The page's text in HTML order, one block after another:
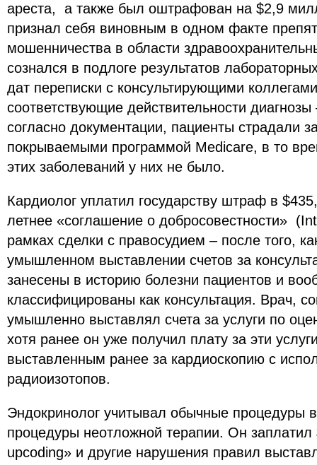
ареста, а также был оштрафован на $2,9
признал себя виновным в одном факте
мошенничества в области
сознался в подлоге результатов
дат переписки с консультирующими
соответствующие действительности
согласно документации, пациенты страдали
покрываемыми программой Medicare, в то
этих заболеваний у них не было.
Кардиолог уплатил государству штраф в
летнее «соглашение о добросовестности»
рамках сделки с правосудием – после того,
умышленном выставлении счетов за
занесены в историю болезни пациентов и
классифицированы как консультация. Врач,
умышленно выставлял счета за услуги по
хотя ранее он уже получил плату за эти
выставленным ранее за кардиоскопию с
радиоизотопов.
Эндокринолог учитывал обычные процедуры
процедуры неотложной терапии. Он
upcoding» и другие нарушения правил